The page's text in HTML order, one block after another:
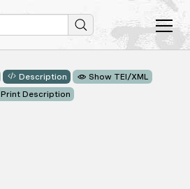
Description
Show TEI/XML
Print Description